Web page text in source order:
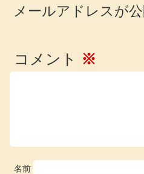
メールアドレスが
コメント ※
名前